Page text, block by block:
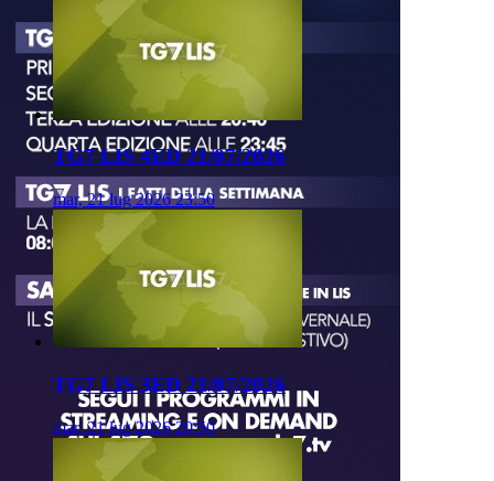
TG7 LIS 4ED 21/07/2026
mar, 21 lug 2026 23:50
TG7 LIS 3ED 21/07/2026
mar, 21 lug 2026 20:50